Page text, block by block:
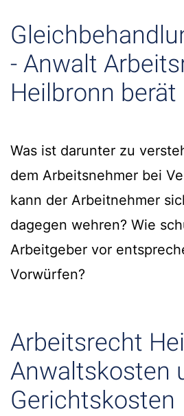
- Anwalt
Heilbronn berät
Was ist darunter zu
dem Arbeitsnehmer bei
kann der Arbeitnehmer
dagegen wehren? Wie
Arbeitgeber vor
Vorwürfen?
Arbeitsrecht
Anwaltskosten
Gerichtskosten